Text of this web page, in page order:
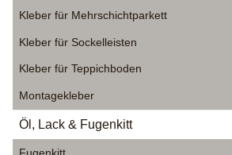
Kleber für Mehrschichtparkett
Kleber für Sockelleisten
Kleber für Teppichboden
Montagekleber
Öl, Lack & Fugenkitt
Fugenkitt